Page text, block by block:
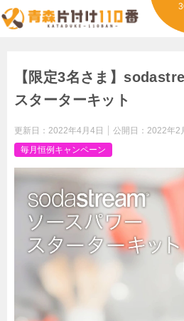
【限定3名さま】
スターターキット
更新日： 2022年4月4日 公開日： 2022年2
毎月恒例キャンペーン